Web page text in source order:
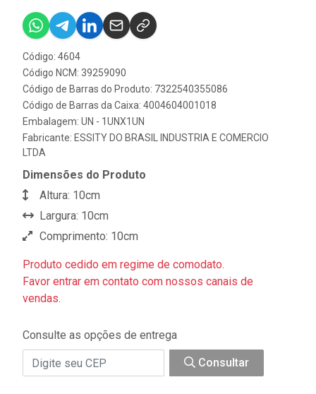
Código: 4604
Código NCM: 39259090
Código de Barras do Produto: 7322540355086
Código de Barras da Caixa: 4004604001018
Embalagem: UN - 1UNX1UN
Fabricante: ESSITY DO BRASIL INDUSTRIA E COMERCIO
LTDA
Dimensões do Produto
Altura: 10cm
Largura: 10cm
Comprimento: 10cm
Produto cedido em regime de comodato.
Favor entrar em contato com nossos canais de
vendas.
Consulte as opções de entrega
Consultar